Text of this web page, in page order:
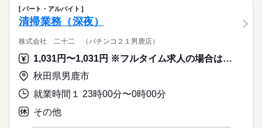
パート・アルバイト
清掃業務（深夜）
株式会社 二十二 （パチンコ２１男鹿店）
1,031円〜1,031円 ※フルタイム求人の場合は月額（換算額）、パート求人の場合は時間額を表示しています。
秋田県男鹿市
就業時間１ 23時00分〜0時00分
その他